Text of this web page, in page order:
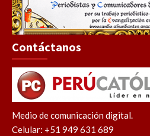
Contáctanos
Medio de comunicación digital.
Celular: +51 949 631 689